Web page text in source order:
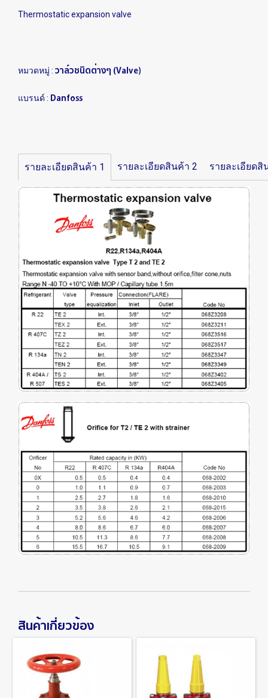
Thermostatic expansion valve
หมวดหมู่ : วาล์วชนิดต่างๆ (Valve)
แบรนด์ : Danfoss
รายละเอียดสินค้า 1 รายละเอียดสินค้า 2 รายละเอียดสิ
สินค้าเกี่ยวข้อง